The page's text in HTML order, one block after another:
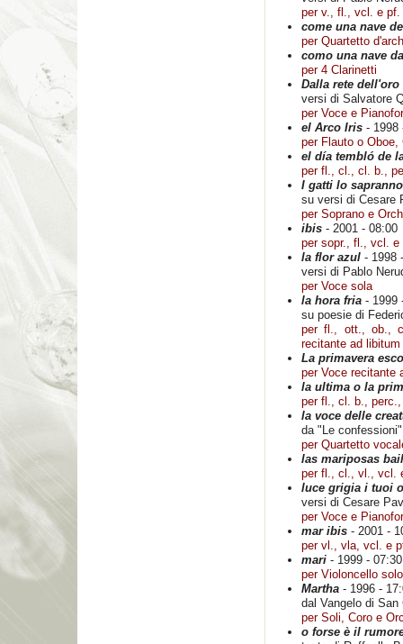
per v., fl., vcl. e pf.
come una nave
per Quartetto
como una nave
per 4 Clarinetti
Dalla rete dell'oro
versi di Salvatore
per Voce e
el Arco Iris - 1998
per Flauto o
el día tembló de
per fl., cl., cl. b.,
I gatti lo sapranno
su versi di Cesare
per Soprano e
ibis - 2001 - 08:00
per sopr., fl., vcl. e
la flor azul - 1998
versi di Pablo
per Voce sola
la hora fria - 1999
su poesie di
per fl., ott., ob.,
recitante ad libitum
La primavera
per Voce recitante
la ultima o la
per fl., cl. b.,
la voce delle
da "Le
per Quartetto
las mariposas
per fl., cl., vl., vcl.
luce grigia i tuoi
versi di Cesare
per Voce e
mar ibis - 2001 -
per vl., vla, vcl. e
mari - 1999 - 07:30
per Violoncello
Martha - 1996 -
dal Vangelo di San
per Soli, Coro e
o forse è il